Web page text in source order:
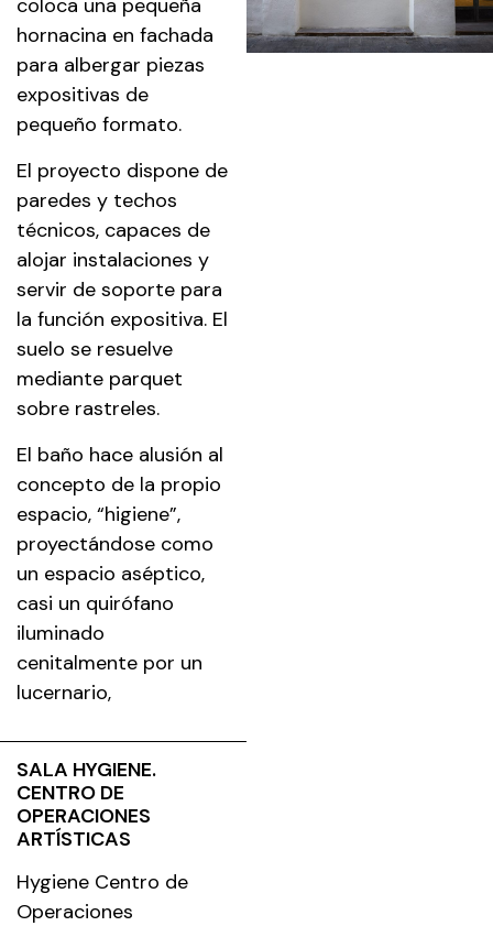
hornacina en fachada
para albergar piezas
expositivas de
pequeño formato.
El proyecto dispone de
paredes y techos
técnicos, capaces de
alojar instalaciones y
servir de soporte para
la función expositiva. El
suelo se resuelve
mediante parquet
sobre rastreles.
El baño hace alusión al
concepto de la propio
espacio, “higiene”,
proyectándose como
un espacio aséptico,
casi un quirófano
iluminado
cenitalmente por un
lucernario,
SALA HYGIENE.
CENTRO DE
OPERACIONES
ARTÍSTICAS
Hygiene Centro de
Operaciones